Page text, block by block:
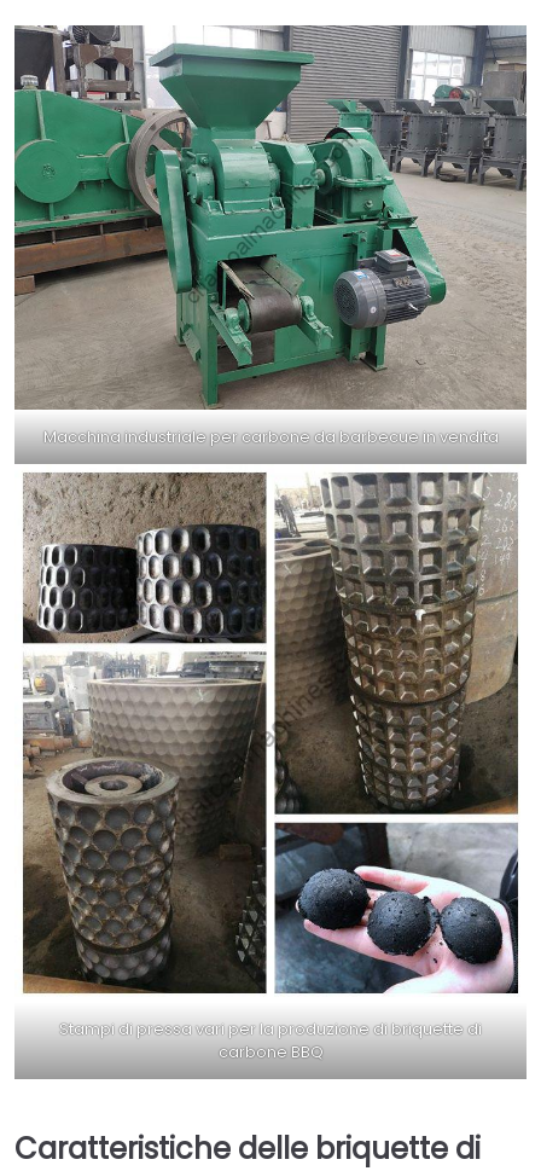
Macchina industriale per carbone da barbecue in vendita
Stampi di pressa vari per la produzione di briquette di
carbone BBQ
Caratteristiche delle briquette di